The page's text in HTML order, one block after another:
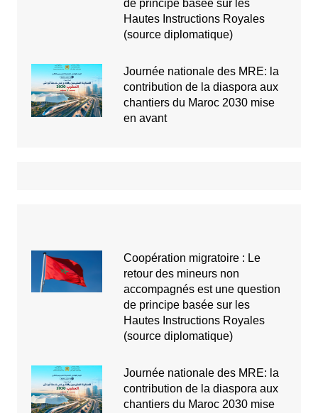
de principe basée sur les
Hautes Instructions Royales
(source diplomatique)
Journée nationale des MRE: la
contribution de la diaspora aux
chantiers du Maroc 2030 mise
en avant
Coopération migratoire : Le
retour des mineurs non
accompagnés est une question
de principe basée sur les
Hautes Instructions Royales
(source diplomatique)
Journée nationale des MRE: la
contribution de la diaspora aux
chantiers du Maroc 2030 mise